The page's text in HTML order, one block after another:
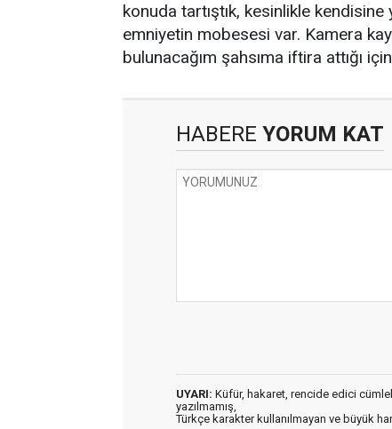
konuda tartıştık, kesinlikle
emniyetin mobesesi var. Kamera
bulunacağım şahsıma iftira attığı
HABERE YORUM KAT
UYARI: Küfür, hakaret, rencide edici
yazılmamış,
Türkçe karakter kullanılmayan ve büyük